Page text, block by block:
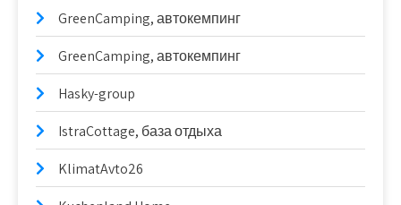
GreenCamping, автокемпинг
GreenCamping, автокемпинг
Hasky-group
IstraCottage, база отдыха
KlimatAvto26